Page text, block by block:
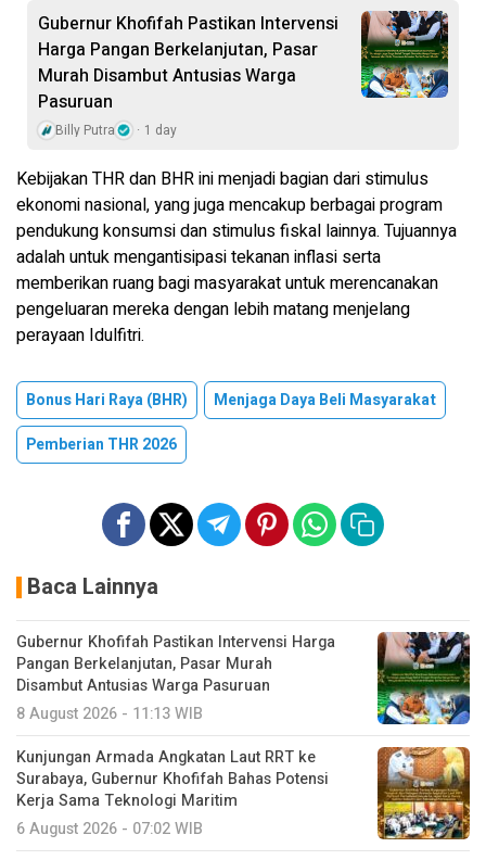
Gubernur Khofifah Pastikan Intervensi
Harga Pangan Berkelanjutan, Pasar
Murah Disambut Antusias Warga
Pasuruan
Billy Putra 1 day
Kebijakan THR dan BHR ini menjadi bagian dari stimulus
ekonomi nasional, yang juga mencakup berbagai program
pendukung konsumsi dan stimulus fiskal lainnya. Tujuannya
adalah untuk mengantisipasi tekanan inflasi serta
memberikan ruang bagi masyarakat untuk merencanakan
pengeluaran mereka dengan lebih matang menjelang
perayaan Idulfitri.
Bonus Hari Raya (BHR)
Menjaga Daya Beli Masyarakat
Pemberian THR 2026
Baca Lainnya
Gubernur Khofifah Pastikan Intervensi Harga
Pangan Berkelanjutan, Pasar Murah
Disambut Antusias Warga Pasuruan
8 August 2026 - 11:13 WIB
Kunjungan Armada Angkatan Laut RRT ke
Surabaya, Gubernur Khofifah Bahas Potensi
Kerja Sama Teknologi Maritim
6 August 2026 - 07:02 WIB